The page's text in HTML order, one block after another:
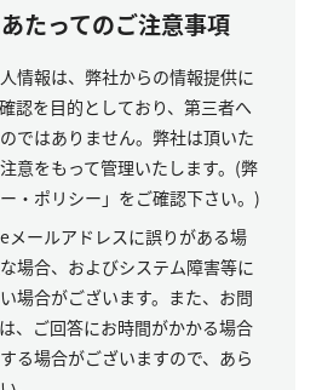
たってのご注意事項
情報は、弊社からの情報提供に
認を目的としており、第三者へ
ではありません。弊社は頂いた
意をもって管理いたします。(弊
・ポリシー」をご確認下さい。)
メールアドレスに誤りがある場
場合、およびシステム障害等に
場合がございます。また、お問
、ご回答にお時間がかかる場合
る場合がございますので、あら